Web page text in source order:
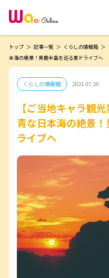
トップ 記事一覧 くらしの情報箱
本海の絶景！男鹿半島を巡る夏ドライブへ
くらしの情報箱 2021.07.20
【ご当地キャラ観
青な日本海の絶景
ライブへ